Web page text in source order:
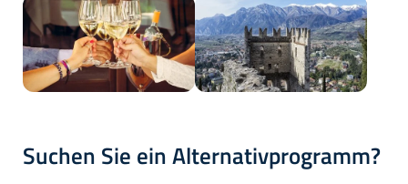
Suchen Sie ein Alternativprogramm?